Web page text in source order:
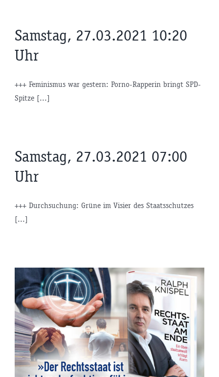
Samstag, 27.03.2021 10:20
Uhr
+++ Feminismus war gestern: Porno-Rapperin bringt SPD-
Spitze [...]
Samstag, 27.03.2021 07:00
Uhr
+++ Durchsuchung: Grüne im Visier des Staatsschutzes
[...]